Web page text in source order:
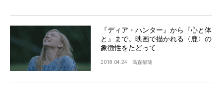
『ディア・ハンター』から『心と体
と』まで。映画で描かれる〈鹿〉の
象徴性をたどって
2018.04.24 高森郁哉